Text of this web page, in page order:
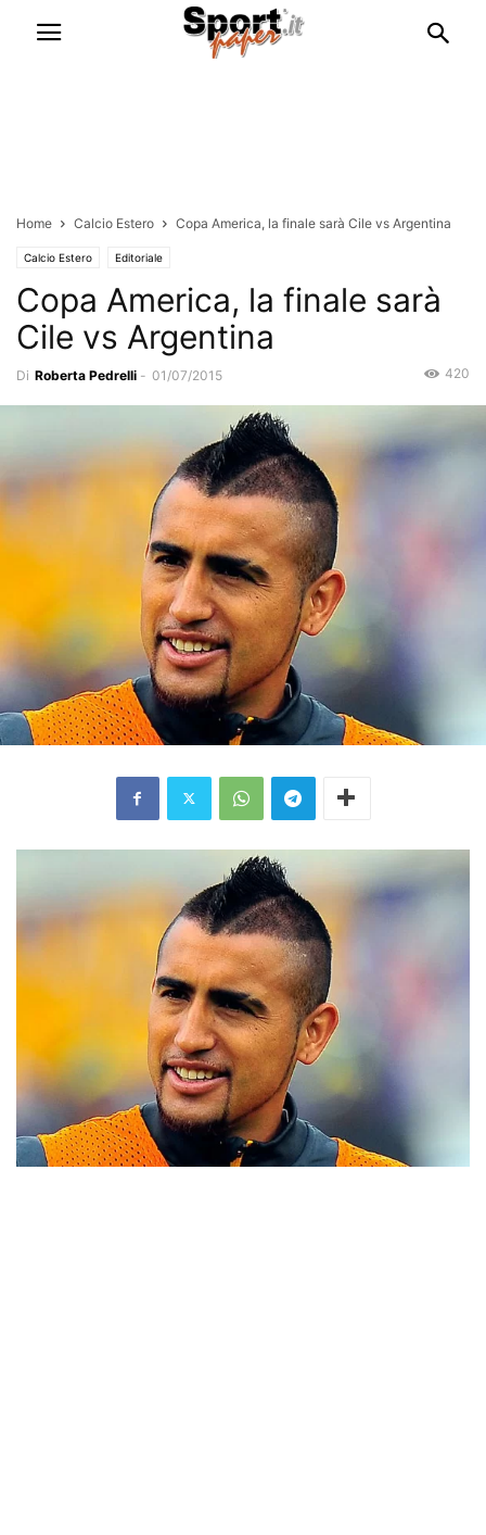
Home Calcio Estero Copa America, la finale sarà Cile vs Argentina
Calcio Estero Editoriale
Copa America, la finale sarà
Cile vs Argentina
Di Roberta Pedrelli - 01/07/2015 420